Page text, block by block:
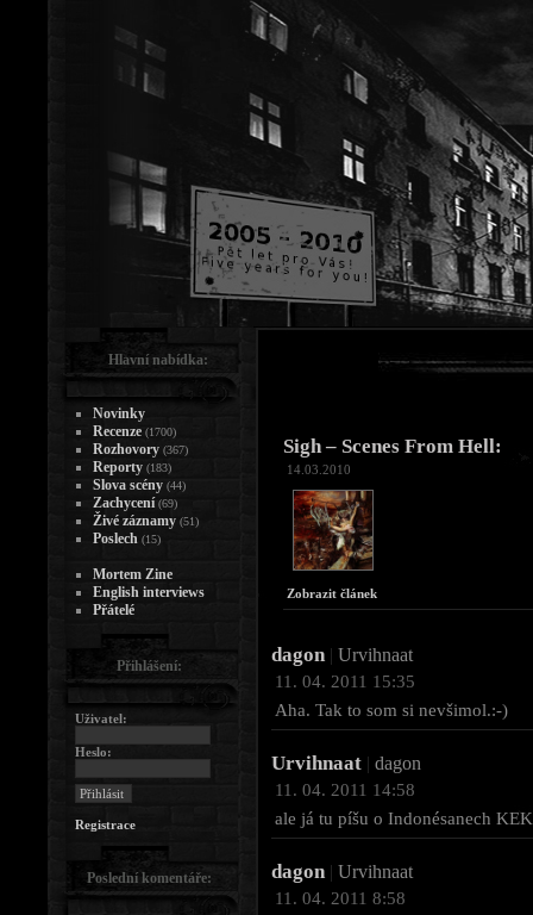
Sigh – Scenes From Hell:
14.03.2010
Zobrazit článek
dagon | Urvihnaat
11. 04. 2011 15:35
Aha. Tak to som si nevšimol.:-)
Urvihnaat | dagon
11. 04. 2011 14:58
ale já tu píšu o Indonésanech
dagon | Urvihnaat
11. 04. 2011 8:58
Hlavní nabídka:
Novinky
Recenze (1700)
Rozhovory (367)
Reporty (183)
Slova scény (44)
Zachycení (69)
Živé záznamy (51)
Poslech (15)
Mortem Zine
English interviews
Přátelé
Přihlášení:
Uživatel:
Heslo:
Registrace
Poslední komentáře: